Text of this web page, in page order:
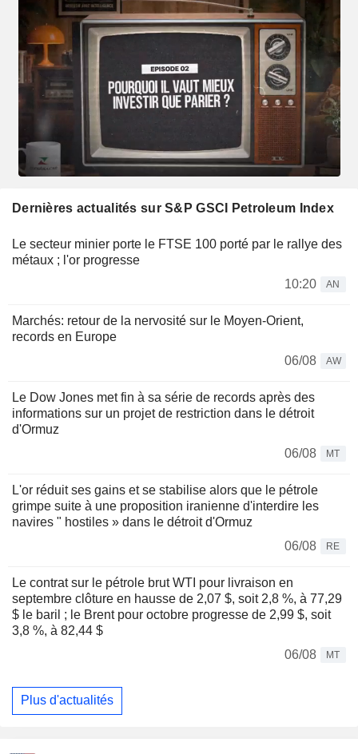
Dernières actualités sur S&P GSCI Petroleum Index
Le secteur minier porte le FTSE 100 porté par le rallye des
métaux ; l'or progresse
10:20
AN
Marchés: retour de la nervosité sur le Moyen-Orient,
records en Europe
06/08
AW
Le Dow Jones met fin à sa série de records après des
informations sur un projet de restriction dans le détroit
d'Ormuz
06/08
MT
L'or réduit ses gains et se stabilise alors que le pétrole
grimpe suite à une proposition iranienne d'interdire les
navires " hostiles » dans le détroit d'Ormuz
06/08
RE
Le contrat sur le pétrole brut WTI pour livraison en
septembre clôture en hausse de 2,07 $, soit 2,8 %, à 77,29
$ le baril ; le Brent pour octobre progresse de 2,99 $, soit
3,8 %, à 82,44 $
06/08
MT
Plus d'actualités